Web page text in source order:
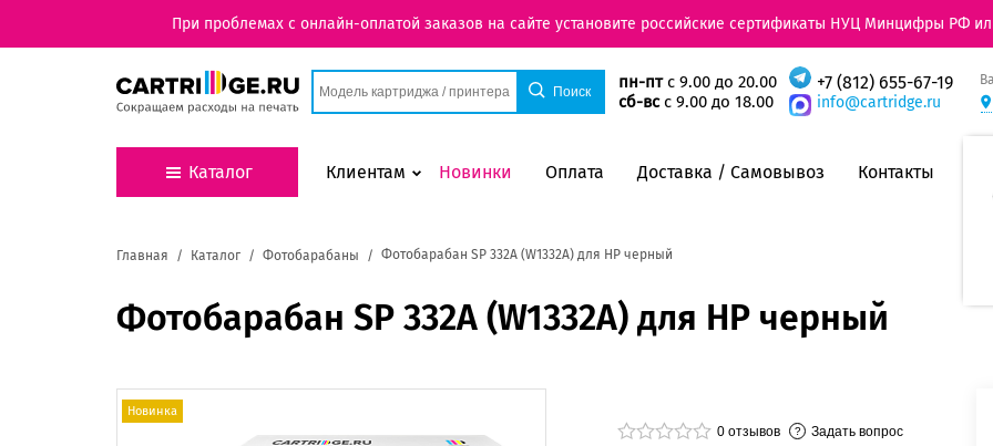
При проблемах с онлайн-оплатой заказов на сайте установите российские сертификаты НУЦ Минцифры РФ
пн-птс 9.00 до 20.00
сб-всс 9.00 до 18.00
+7 (812) 655-67-19
info@cartridge.ru
Каталог Клиентам Новинки Оплата Доставка / Самовывоз Контакты
Главная Каталог Фотобарабаны Фотобарабан SP 332A (W1332A) для HP черный
Фотобарабан SP 332A (W1332A) для HP черный
Новинка
0 отзывов Задать вопрос